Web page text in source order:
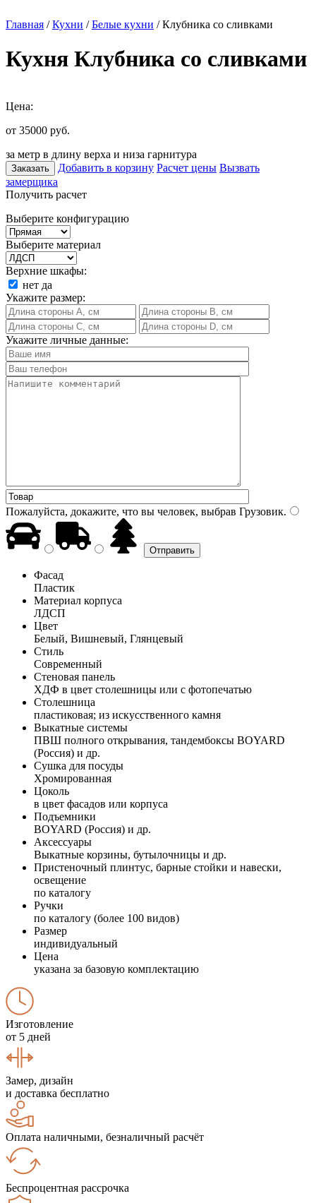
Главная /Кухни /Белые кухни / Клубника со сливками
Кухня Клубника со сливками
Цена:
от 35000 руб.
за метр в длину верха и низа гарнитура
Заказать Добавить в корзину Расчет цены Вызвать
замерщика
Получить расчет
Выберите конфигурацию
Выберите материал
Верхние шкафы:
нет да
Укажите размер:
Укажите личные данные:
Пожалуйста, докажите, что вы человек, выбрав Грузовик.
Фасад
Пластик
Материал корпуса
ЛДСП
Цвет
Белый, Вишневый, Глянцевый
Стиль
Современный
Стеновая панель
ХДФ в цвет столешницы или с фотопечатью
Столешница
пластиковая; из искусственного камня
Выкатные системы
ПВШ полного открывания, тандембоксы BOYARD
(Россия) и др.
Сушка для посуды
Хромированная
Цоколь
в цвет фасадов или корпуса
Подъемники
BOYARD (Россия) и др.
Аксессуары
Выкатные корзины, бутылочницы и др.
Пристеночный плинтус, барные стойки и навески,
освещение
по каталогу
Ручки
по каталогу (более 100 видов)
Размер
индивидуальный
Цена
указана за базовую комплектацию
Изготовление
от 5 дней
Замер, дизайн
и доставка бесплатно
Оплата наличными, безналичный расчёт
Беспроцентная рассрочка